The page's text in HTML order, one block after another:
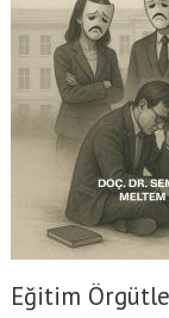
Eğitim